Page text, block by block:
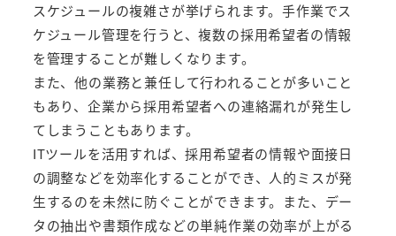
スケジュールの複雑さが挙げられます。手作業でス
ケジュール管理を行うと、複数の採用希望者の情報
を管理することが難しくなります。
また、他の業務と兼任して行われることが多いこと
もあり、企業から採用希望者への連絡漏れが発生し
てしまうこともあります。
ITツールを活用すれば、採用希望者の情報や面接日
の調整などを効率化することができ、人的ミスが発
生するのを未然に防ぐことができます。また、デー
タの抽出や書類作成などの単純作業の効率が上がる